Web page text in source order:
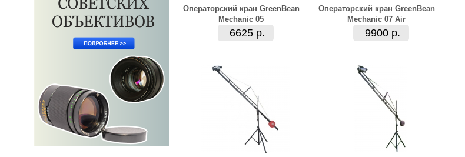
Операторский кран GreenBean
Mechanic 05
6625 р.
Операторский кран GreenBean
Mechanic 07 Air
9900 р.